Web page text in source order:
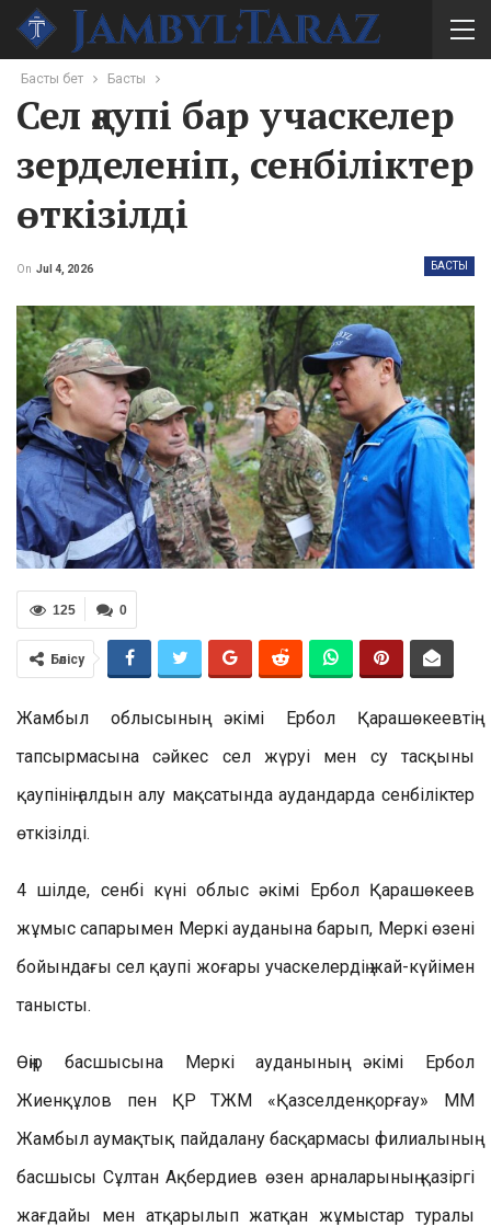
Басты бет Басты
Сел қаупі бар учаскелер
зерделеніп, сенбіліктер
өткізілді
БАСТЫ
On Jul 4, 2026
0
125
Бөлісу
Жамбыл облысының әкімі Ербол Қарашөкеевтің
тапсырмасына сәйкес сел жүруі мен су тасқыны
қаупінің алдын алу мақсатында аудандарда сенбіліктер
өткізілді.
4 шілде, сенбі күні облыс әкімі Ербол Қарашөкеев
жұмыс сапарымен Меркі ауданына барып, Меркі өзені
бойындағы сел қаупі жоғары учаскелердің жай-күйімен
танысты.
Өңір басшысына Меркі ауданының әкімі Ербол
Жиенқұлов пен ҚР ТЖМ «Қазселденқорғау» ММ
Жамбыл аумақтық пайдалану басқармасы филиалының
басшысы Сұлтан Ақбердиев өзен арналарының қазіргі
жағдайы мен атқарылып жатқан жұмыстар туралы